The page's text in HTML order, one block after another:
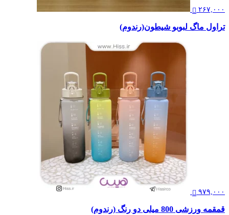
۲۶۷,۰۰۰
تراول ماگ لبوبو شیطون(رندوم)
۹۷۹,۰۰۰
قمقمه ورزشی 800 میلی دو رنگ (رندوم)